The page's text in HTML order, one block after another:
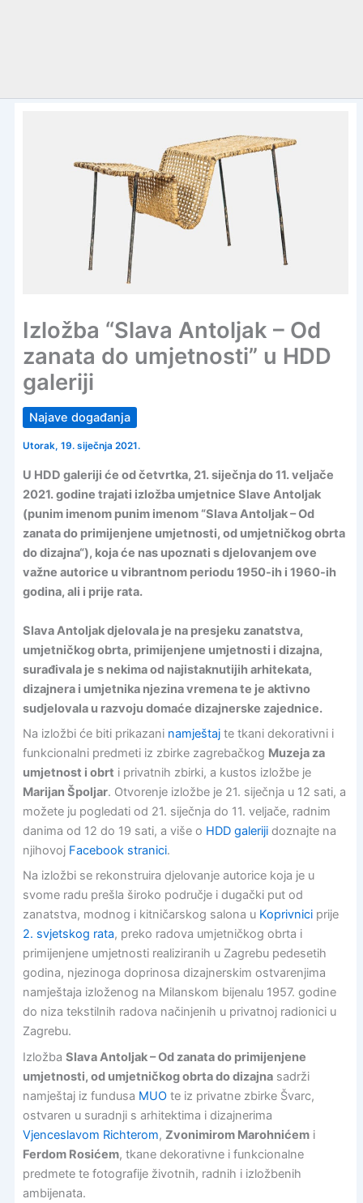
Izložba “Slava Antoljak – Od
zanata do umjetnosti” u HDD
galeriji
Najave događanja
Utorak, 19. siječnja 2021.
U HDD galeriji će od četvrtka, 21. siječnja do 11. veljače
2021. godine trajati izložba umjetnice Slave Antoljak
(punim imenom punim imenom “Slava Antoljak – Od
zanata do primijenjene umjetnosti, od umjetničkog obrta
do dizajna“), koja će nas upoznati s djelovanjem ove
važne autorice u vibrantnom periodu 1950-ih i 1960-ih
godina, ali i prije rata.
Slava Antoljak djelovala je na presjeku zanatstva,
umjetničkog obrta, primijenjene umjetnosti i dizajna,
surađivala je s nekima od najistaknutijih arhitekata,
dizajnera i umjetnika njezina vremena te je aktivno
sudjelovala u razvoju domaće dizajnerske zajednice.
Na izložbi će biti prikazani namještajte tkani dekorativni i
funkcionalni predmeti iz zbirke zagrebačkog Muzeja za
umjetnost i obrt i privatnih zbirki, a kustos izložbe je
Marijan Špoljar. Otvorenje izložbe je 21. siječnja u 12 sati, a
možete ju pogledati od 21. siječnja do 11. veljače, radnim
danima od 12 do 19 sati, a više o HDD galerijidoznajte na
njihovoj Facebook stranici.
Na izložbi se rekonstruira djelovanje autorice koja je u
svome radu prešla široko područje i dugački put od
zanatstva, modnog i kitničarskog salona u Koprivniciprije
2. svjetskog rata, preko radova umjetničkog obrta i
primijenjene umjetnosti realiziranih u Zagrebu pedesetih
godina, njezinoga doprinosa dizajnerskim ostvarenjima
namještaja izloženog na Milanskom bijenalu 1957. godine
do niza tekstilnih radova načinjenih u privatnoj radionici u
Zagrebu.
Izložba Slava Antoljak – Od zanata do primijenjene
umjetnosti, od umjetničkog obrta do dizajnasadrži
namještaj iz fundusa MUOte iz privatne zbirke Švarc,
ostvaren u suradnji s arhitektima i dizajnerima
Vjenceslavom Richterom, Zvonimirom Marohnićemi
Ferdom Rosićem, tkane dekorativne i funkcionalne
predmete te fotografije životnih, radnih i izložbenih
ambijenata.